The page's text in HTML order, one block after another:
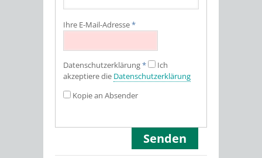
Ihre E-Mail-Adresse*
Datenschutz­erklärung*
Ich
akzeptiere die Datenschutz­erklärung
Kopie an Absender